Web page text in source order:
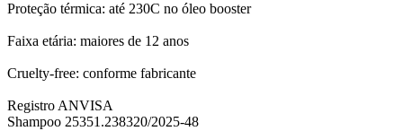
Proteção térmica: até 230C no óleo booster
Faixa etária: maiores de 12 anos
Cruelty-free: conforme fabricante
Registro ANVISA
Shampoo 25351.238320/2025-48